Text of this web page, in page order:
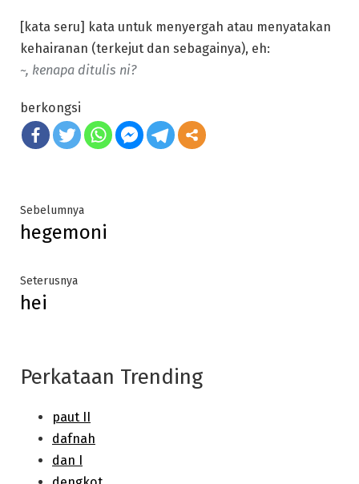
[kata seru] kata untuk menyergah atau menyatakan
kehairanan (terkejut dan sebagainya), eh:
~, kenapa ditulis ni?
berkongsi
Post
navigation
SebelumnyaPrevious
post:
hegemoni
SeterusnyaNext
hei
Perkataan Trending